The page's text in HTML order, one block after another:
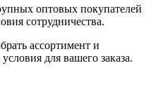
оптовых покупателей
сотрудничества.
ассортимент и
для вашего заказа.